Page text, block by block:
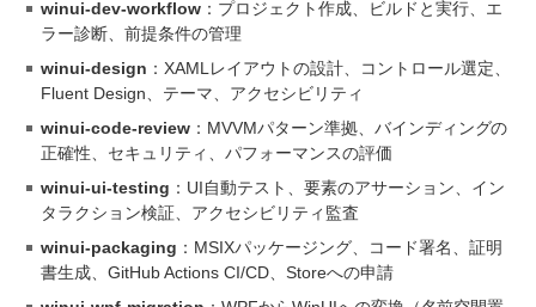
winui-dev-workflow：プロジェクト作成、ビルドと実行、エ
ラー診断、前提条件の管理
winui-design ：XAMLレイアウトの設計、コントロール選定、
Fluent Design、テーマ、アクセシビリティ
winui-code-review：MVVMパターン準拠、バインディングの
正確性、セキュリティ、パフォーマンスの評価
winui-ui-testing ：UI自動テスト、要素のアサーション、イン
タラクション検証、アクセシビリティ監査
winui-packaging ：MSIXパッケージング、コード署名、証明
書生成、GitHub Actions CI/CD、Storeへの申請